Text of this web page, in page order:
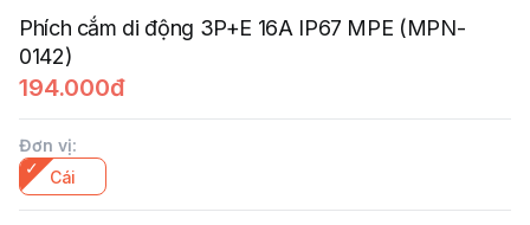
Phích cắm di động 3P+E 16A IP67 MPE (MPN-
0142)
194.000đ
Đơn vị:
Cái